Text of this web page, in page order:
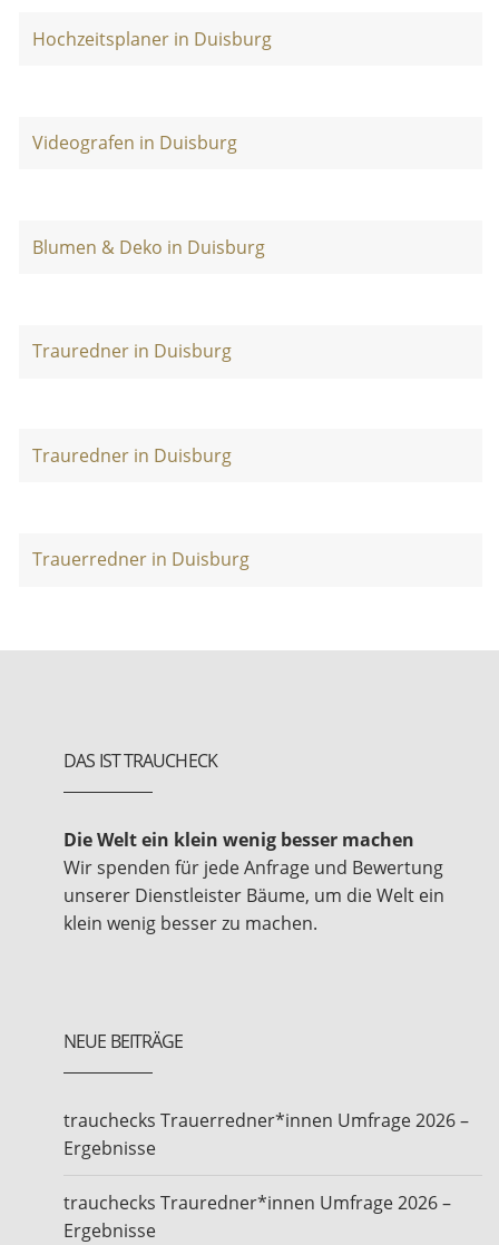
Hochzeitsplaner in Duisburg
Videografen in Duisburg
Blumen & Deko in Duisburg
Trauredner in Duisburg
Trauredner in Duisburg
Trauerredner in Duisburg
DAS IST TRAUCHECK
Die Welt ein klein wenig besser machen
Wir spenden für jede Anfrage und Bewertung
unserer Dienstleister Bäume, um die Welt ein
klein wenig besser zu machen.
NEUE BEITRÄGE
trauchecks Trauerredner*innen Umfrage 2026 –
Ergebnisse
trauchecks Trauredner*innen Umfrage 2026 –
Ergebnisse